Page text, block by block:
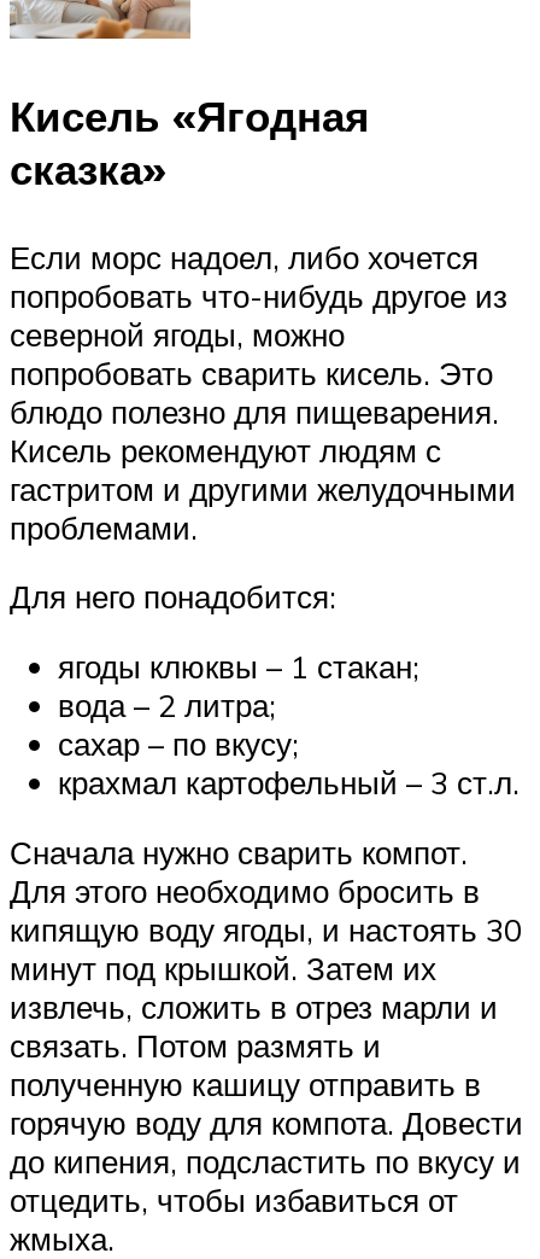
Кисель «Ягодная
сказка»
Если морс надоел, либо хочется
попробовать что-нибудь другое из
северной ягоды, можно
попробовать сварить кисель. Это
блюдо полезно для пищеварения.
Кисель рекомендуют людям с
гастритом и другими желудочными
проблемами.
Для него понадобится:
ягоды клюквы – 1 стакан;
вода – 2 литра;
сахар – по вкусу;
крахмал картофельный – 3 ст.л.
Сначала нужно сварить компот.
Для этого необходимо бросить в
кипящую воду ягоды, и настоять 30
минут под крышкой. Затем их
извлечь, сложить в отрез марли и
связать. Потом размять и
полученную кашицу отправить в
горячую воду для компота. Довести
до кипения, подсластить по вкусу и
отцедить, чтобы избавиться от
жмыха.